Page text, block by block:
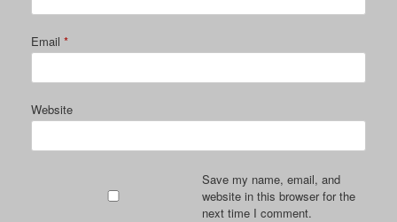
Email *
Website
Save my name, email, and
website in this browser for the
next time I comment.